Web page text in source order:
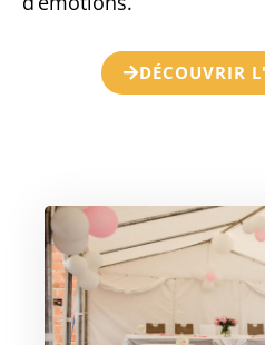
DÉCOUVRIR